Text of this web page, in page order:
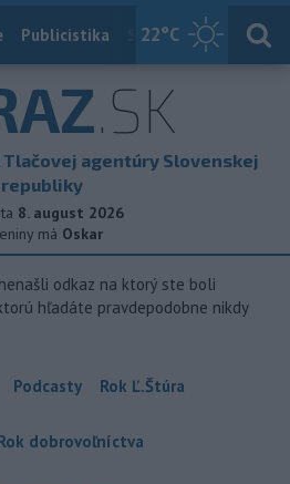
22°C
Publicistika Slovensko
.SK
agentúry Slovenskej
republiky
8. august 2026
má Oskar
odkaz na ktorý ste boli
hľadáte pravdepodobne nikdy
Podcasty Rok Ľ.Štúra
dobrovoľníctva